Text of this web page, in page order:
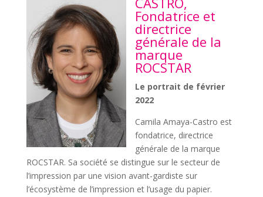
Fondatrice et
directrice
générale de la
marque
ROCSTAR
Le portrait de février
2022
Camila Amaya-Castro est
fondatrice, directrice
générale de la marque
ROCSTAR. Sa société se distingue sur le secteur de
l’impression par une vision avant-gardiste sur
l’écosystème de l’impression et l’usage du papier.